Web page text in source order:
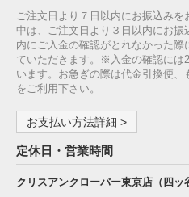
ご注文日より７日以内にお振込み
中は、ご注文日より３日以内にお
内にご入金の確認がとれなかった
ていただきます。※入金の確認には
います。お急ぎの際は代金引換便
をご利用下さい。
お支払い方法詳細 >
定休日・営業時間
クリスアンクローバー東京店（四ッ